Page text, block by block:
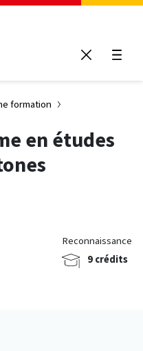
formation
en études
Reconnaissance
9 crédits